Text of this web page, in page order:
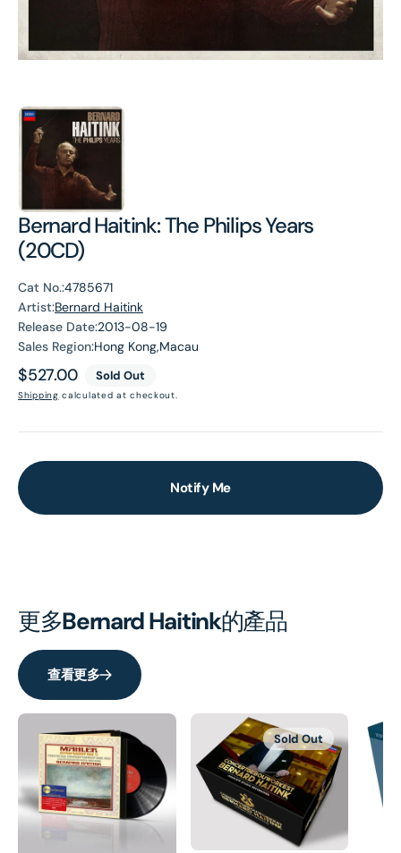
Bernard Haitink: The Philips Years
(20CD)
Cat No.:4785671
Artist:Bernard Haitink
Release Date:2013-08-19
Sales Region:Hong Kong,Macau
Regular
price
$527.00 Sold Out
Shipping calculated at checkout.
Notify Me
更多Bernard Haitink的產品
查看更多
Sold Out